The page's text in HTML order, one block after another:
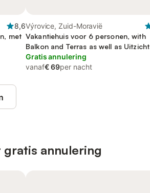
8,6
met
Výrovice, Zuid-Moravië
Vakantiehuis voor 6 personen, with
Balkon and Terras as well as Uitzicht
and Uitzicht op het meer
Gratis annulering
vanaf€ 69per nacht
annulering